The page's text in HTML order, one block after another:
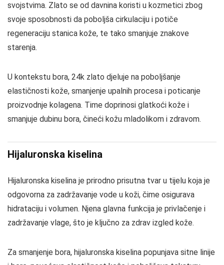
svojstvima. Zlato se od davnina koristi u kozmetici zbog
svoje sposobnosti da poboljša cirkulaciju i potiče
regeneraciju stanica kože, te tako smanjuje znakove
starenja.
U kontekstu bora, 24k zlato djeluje na poboljšanje
elastičnosti kože, smanjenje upalnih procesa i poticanje
proizvodnje kolagena. Time doprinosi glatkoći kože i
smanjuje dubinu bora, čineći kožu mladolikom i zdravom.
Hijaluronska kiselina
Hijaluronska kiselina je prirodno prisutna tvar u tijelu koja je
odgovorna za zadržavanje vode u koži, čime osigurava
hidrataciju i volumen. Njena glavna funkcija je privlačenje i
zadržavanje vlage, što je ključno za zdrav izgled kože.
Za smanjenje bora, hijaluronska kiselina popunjava sitne linije